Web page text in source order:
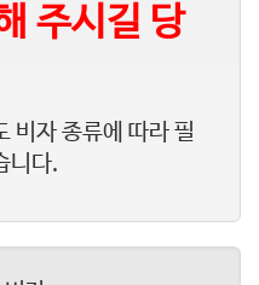
주시길 당
비자 종류에 따라 필
니다.